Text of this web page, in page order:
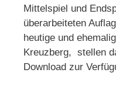
Mittelspiel und
überarbeiteten
heutige und
Kreuzberg, stellen
Download zur